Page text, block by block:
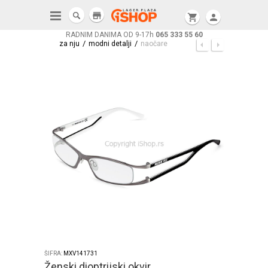
RADNIM DANIMA OD 9-17h 065 333 55 60
shopping_cart person
store
za nju / modni detalji / naočare
ŠIFRA: MXV141731